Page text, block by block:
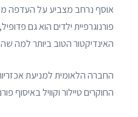
אוסף נרחב מצביע על העדפה
פורנוגרפיית ילדים הוא גם
האינדיקטור הטוב ביותר למה
החברה הלאומית למניעת
החוקרים טיילור וקוויל באיסוף